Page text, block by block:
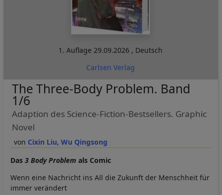
1. Auflage29.09.2026 , Deutsch
Carlsen Verlag
Cixin Liu Wu Qingsong
The Three-Body Problem. Band
1/6
Adaption des Science-Fiction-Bestsellers. Graphic
Novel
Das 3 Body Problem als Comic
Wenn eine Nachricht ins All die Zukunft der Menschheit für
immer verändert